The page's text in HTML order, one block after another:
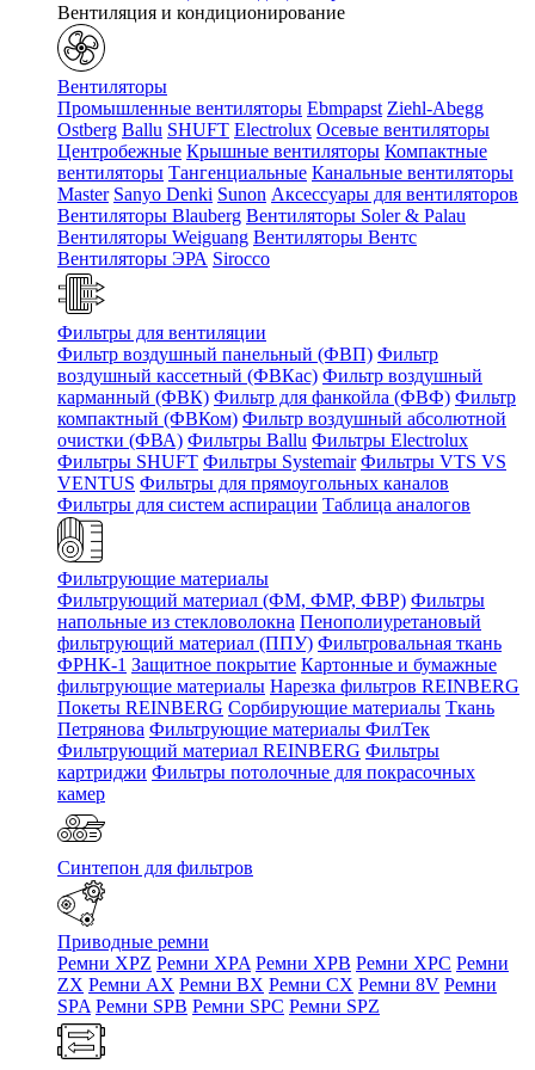
Вентиляция и кондиционирование
Вентиляторы
Промышленные вентиляторы Ebmpapst Ziehl-Abegg
Ostberg Ballu SHUFT Electrolux Осевые вентиляторы
Центробежные Крышные вентиляторы Компактные
вентиляторы Тангенциальные Канальные вентиляторы
Master Sanyo Denki Sunon Аксессуары для вентиляторов
Вентиляторы Blauberg Вентиляторы Soler & Palau
Вентиляторы Weiguang Вентиляторы Вентс
Вентиляторы ЭРА Sirocco
Фильтры для вентиляции
Фильтр воздушный панельный (ФВП) Фильтр
воздушный кассетный (ФВКас) Фильтр воздушный
карманный (ФВК) Фильтр для фанкойла (ФВФ) Фильтр
компактный (ФВКом) Фильтр воздушный абсолютной
очистки (ФВА) Фильтры Ballu Фильтры Electrolux
Фильтры SHUFT Фильтры Systemair Фильтры VTS VS
VENTUS Фильтры для прямоугольных каналов
Фильтры для систем аспирации Таблица аналогов
Фильтрующие материалы
Фильтрующий материал (ФМ, ФМР, ФВР) Фильтры
напольные из стекловолокна Пенополиуретановый
фильтрующий материал (ППУ) Фильтровальная ткань
ФРНК-1 Защитное покрытие Картонные и бумажные
фильтрующие материалы Нарезка фильтров REINBERG
Покеты REINBERG Сорбирующие материалы Ткань
Петрянова Фильтрующие материалы ФилТек
Фильтрующий материал REINBERG Фильтры
картриджи Фильтры потолочные для покрасочных
камер
Синтепон для фильтров
Приводные ремни
Ремни XPZ Ремни XPA Ремни XPB Ремни XPC Ремни
ZX Ремни AX Ремни BX Ремни CX Ремни 8V Ремни
SPA Ремни SPB Ремни SPC Ремни SPZ